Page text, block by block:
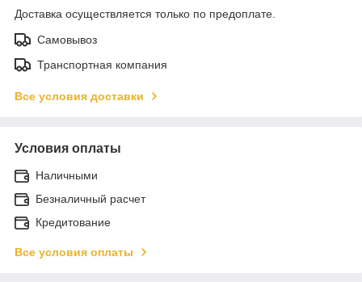
Доставка осуществляется только по предоплате.
Самовывоз
Транспортная компания
Все условия доставки
Условия оплаты
Наличными
Безналичный расчет
Кредитование
Все условия оплаты